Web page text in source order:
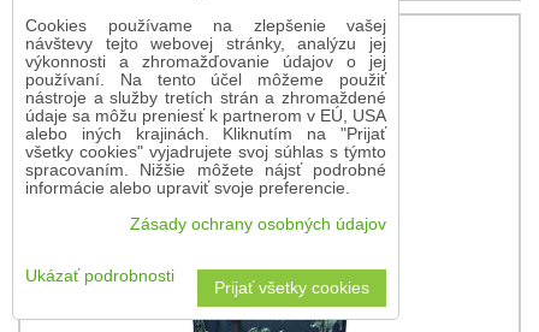
Cookies používame na zlepšenie vašej
návštevy tejto webovej stránky, analýzu jej
výkonnosti a zhromažďovanie údajov o jej
používaní. Na tento účel môžeme použiť
nástroje a služby tretích strán a zhromaždené
údaje sa môžu preniesť k partnerom v EÚ, USA
alebo iných krajinách. Kliknutím na "Prijať
všetky cookies" vyjadrujete svoj súhlas s týmto
spracovaním. Nižšie môžete nájsť podrobné
informácie alebo upraviť svoje preferencie.
Zásady ochrany osobných údajov
Ukázať podrobnosti
Prijať všetky cookies